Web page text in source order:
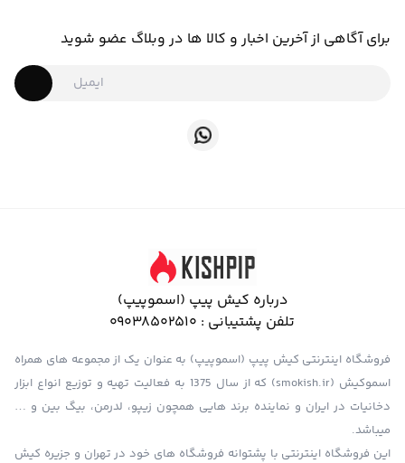
برای آگاهی از آخرین اخبار و کالا ها در وبلاگ عضو شوید
درباره کیش پیپ (اسموپیپ)
تلفن پشتیبانی : 09038502510
فروشگاه اینترنتی کیش پیپ (اسموپیپ) به عنوان یک از مجموعه های همراه
اسموکیش (smokish.ir) که از سال 1375 به فعالیت تهیه و توزیع انواع ابزار
دخانیات در ایران و نماینده برند هایی همچون زیپو، لدرمن، بیگ بین و …
میباشد.
این فروشگاه اینترنتی با پشتوانه فروشگاه های خود در تهران و جزیره کیش